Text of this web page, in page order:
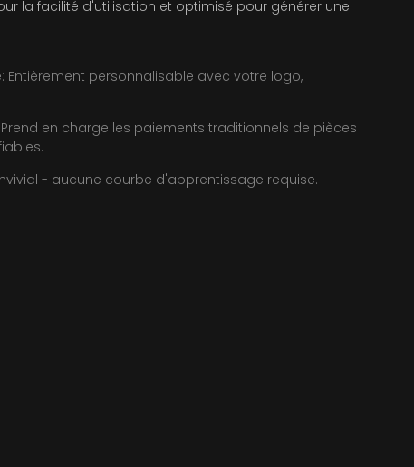
la facilité d'utilisation et optimisé pour générer une
personnalisable avec votre logo,
en charge les paiements traditionnels de pièces
- aucune courbe d'apprentissage requise.